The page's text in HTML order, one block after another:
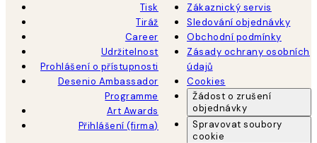
Tisk
Tiráž
Career
Udržitelnost
Prohlášení o přístupnosti
Desenio Ambassador
Programme
Art Awards
Přihlášení (firma)
Zákaznický servis
Sledování objednávky
Obchodní podmínky
Zásady ochrany osobních
údajů
Cookies
Žádost o zrušení
objednávky
Spravovat soubory
cookie